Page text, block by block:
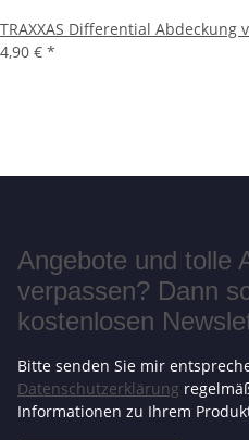
TRAXXAS Differential Abdeckung
4,90 € *
Angebote und tolle
verpassen? Dann
kostenlosen
Bitte senden Sie mir
Datenschutzerklärung
Informationen zu Ihrem